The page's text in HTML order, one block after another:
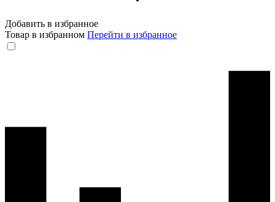
Добавить в избранное
Товар в избранном Перейти в избранное